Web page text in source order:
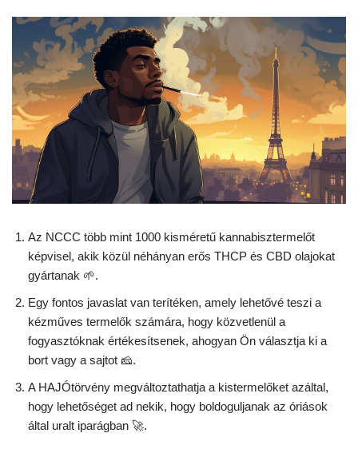
Az NCCC több mint 1000 kisméretű kannabisztermelőt
képvisel, akik közül néhányan erős THCP és CBD olajokat
gyártanak 🌱.
Egy fontos javaslat van terítéken, amely lehetővé teszi a
kézműves termelők számára, hogy közvetlenül a
fogyasztóknak értékesítsenek, ahogyan Ön választja ki a
bort vagy a sajtot 🧀.
A HAJÓtörvény megváltoztathatja a kistermelőket azáltal,
hogy lehetőséget ad nekik, hogy boldoguljanak az óriások
által uralt iparágban 🚀.